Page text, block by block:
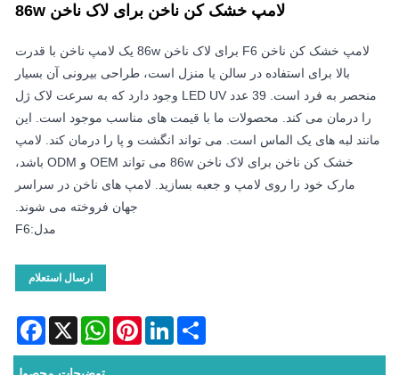
لامپ خشک کن ناخن برای لاک ناخن 86w
لامپ خشک کن ناخن F6 برای لاک ناخن 86w یک لامپ ناخن با قدرت
بالا برای استفاده در سالن یا منزل است، طراحی بیرونی آن بسیار
منحصر به فرد است. 39 عدد LED UV وجود دارد که به سرعت لاک ژل
را درمان می کند. محصولات ما با قیمت های مناسب موجود است. این
مانند لبه های یک الماس است. می تواند انگشت و پا را درمان کند. لامپ
خشک کن ناخن برای لاک ناخن 86w می تواند OEM و ODM باشد،
مارک خود را روی لامپ و جعبه بسازید. لامپ های ناخن در سراسر
جهان فروخته می شوند.
مدل:F6
ارسال استعلام
X
WhatsAppPinterestLinkedInShare